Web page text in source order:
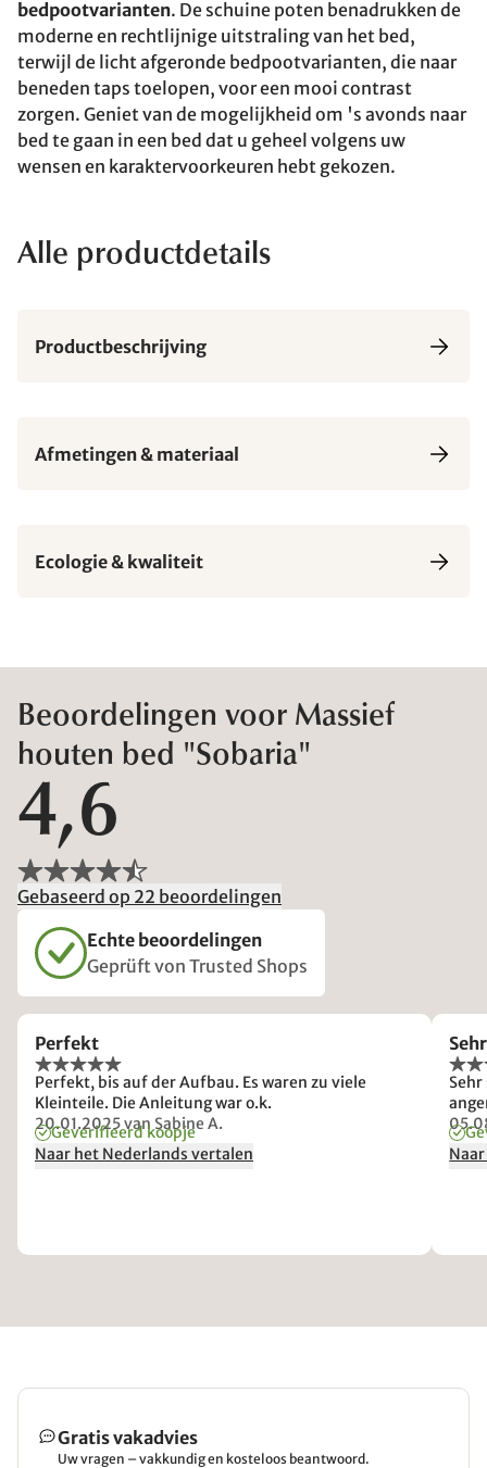
bedpootvarianten. De schuine poten benadrukken de
moderne en rechtlijnige uitstraling van het bed,
terwijl de licht afgeronde bedpootvarianten, die naar
beneden taps toelopen, voor een mooi contrast
zorgen. Geniet van de mogelijkheid om 's avonds naar
bed te gaan in een bed dat u geheel volgens uw
wensen en karaktervoorkeuren hebt gekozen.
Alle productdetails
Productbeschrijving
Afmetingen & materiaal
Ecologie & kwaliteit
Beoordelingen voor Massief
houten bed "Sobaria"
4,6
Gebaseerd op 22 beoordelingen
Echte beoordelingen
Geprüft von Trusted Shops
Perfekt
Perfekt, bis auf der Aufbau. Es waren zu viele
Kleinteile. Die Anleitung war o.k.
20.01.2025van Sabine A.
Geverifieerd koopje
Naar het Nederlands vertalen
Gratis vakadvies
Uw vragen – vakkundig en kosteloos beantwoord.